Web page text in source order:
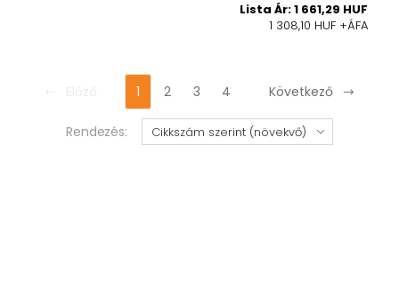
Lista Ár: 1 661,29 HUF
1 308,10 HUF +ÁFA
1 2 3 4 Következő
Rendezés: